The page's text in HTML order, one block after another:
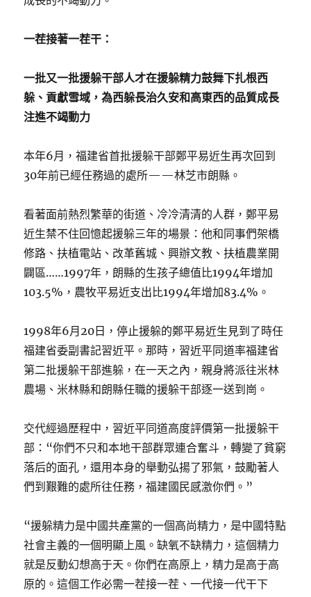
一茬接著一茬干：
一批又一批援躲干部人才在援躲精力鼓舞下扎根西
躲、貢獻雪域，為西躲長治久安和高東西的品質成長
注進不竭動力
本年6月，福建省首批援躲干部鄭平易近生再次回到
30年前已經任務過的處所——林芝市朗縣。
看著面前熱烈繁華的街道、冷冷清清的人群，鄭平易
近生禁不住回憶起援躲三年的場景：他和同事們架橋
修路、扶植電站、改革舊城、興辦文教、扶植農業開
闢區……1997年，朗縣的生孩子總值比1994年增加
103.5%，農牧平易近支出比1994年增加83.4%。
1998年6月20日，停止援躲的鄭平易近生見到了時任
福建省委副書記習近平。那時，習近平同道率福建省
第二批援躲干部進躲，在一天之內，親身將派往米林
農場、米林縣和朗縣任職的援躲干部逐一送到崗。
交代經過歷程中，習近平同道高度評價第一批援躲干
部：“你們不只和本地干部群眾連合奮斗，轉變了貧窮
落后的面孔，還用本身的舉動弘揚了邪氣，鼓勵著人
們到艱難的處所往任務，福建國民感激你們。”
“援躲精力是中國共產黨的一個高尚精力，是中國特點
社會主義的一個明顯上風。缺氧不缺精力，這個精力
就是反動幻想高于天。你們在高原上，精力是高于高
原的。這個工作必需一茬接一茬、一代接一代干下